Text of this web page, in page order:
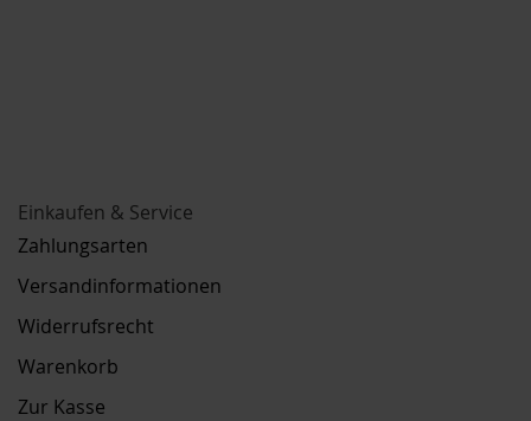
Einkaufen & Service
Zahlungsarten
Versandinformationen
Widerrufsrecht
Warenkorb
Zur Kasse